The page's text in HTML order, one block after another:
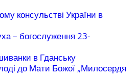
консульстві України в
– богослуження 23-
в Гданську
до Мати Божої „Милосердя